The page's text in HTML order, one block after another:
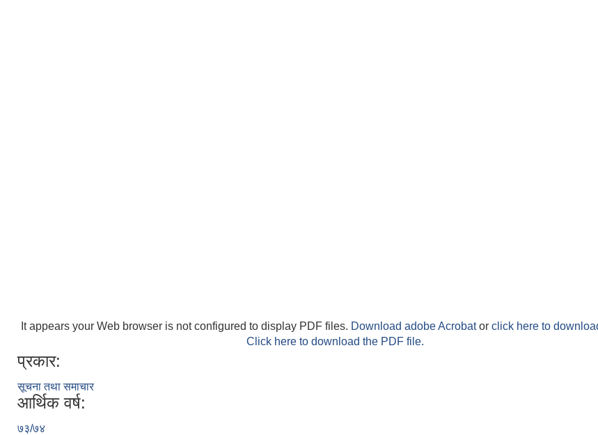
It appears your Web browser is not configured to display PDF files. Download adobe Acrobator click here to
Click here to download the PDF file.
प्रकार:
सूचना तथा समाचार
आर्थिक वर्ष:
७३/७४